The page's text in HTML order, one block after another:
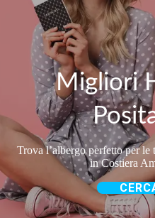
Migliori
Trova l’albergo perfetto per le
in Costiera